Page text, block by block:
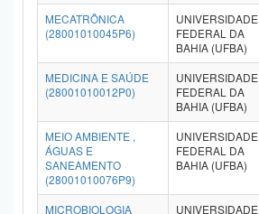
MECATRÔNICA
(28001010045P6)
UNIVERSIDADE
FEDERAL DA
BAHIA (UFBA)
MEDICINA E SAÚDE
(28001010012P0)
UNIVERSIDADE
FEDERAL DA
BAHIA (UFBA)
MEIO AMBIENTE ,
ÁGUAS E
SANEAMENTO
(28001010076P9)
UNIVERSIDADE
FEDERAL DA
BAHIA (UFBA)
MICROBIOLOGIA UNIVERSIDADE